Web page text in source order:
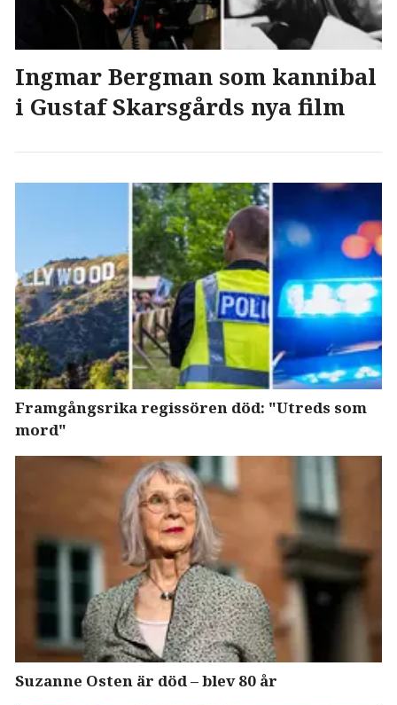
Ingmar Bergman som kannibal
i Gustaf Skarsgårds nya film
Framgångsrika regissören död: "Utreds som
mord"
Suzanne Osten är död – blev 80 år